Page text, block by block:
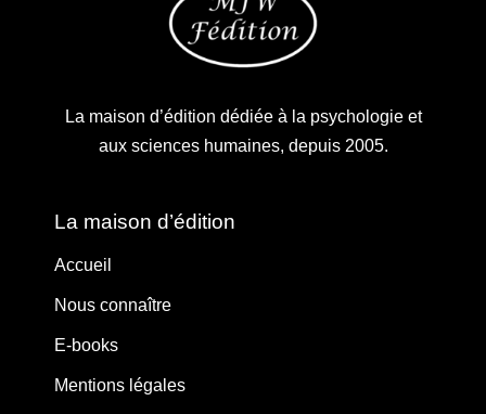
La maison d’édition dédiée à la psychologie et
aux sciences humaines, depuis 2005.
La maison d’édition
Accueil
Nous connaître
E-books
Mentions légales